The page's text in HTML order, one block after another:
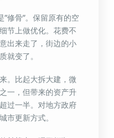
”修骨”。保留原有的空
节上做优化。花费不
出来走了，街边的小
就变了。
。比起大拆大建，微
一，但带来的资产升
过一半。对地方政府
市更新方式。